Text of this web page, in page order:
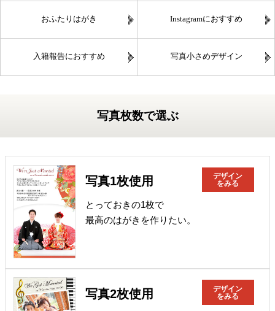
おふたりはがき Instagramにおすすめ
入籍報告におすすめ 写真小さめデザイン
写真枚数で選ぶ
写真1枚使用
デザイン
をみる
とっておきの1枚で
最高のはがきを作りたい。
写真2枚使用
デザイン
をみる